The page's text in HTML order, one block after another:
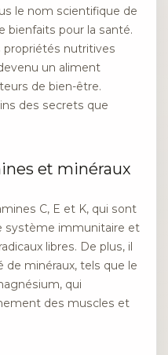
le nom scientifique de
bienfaits pour la santé.
nutritives
un aliment
de bien-être.
des secrets que
et minéraux
C, E et K, qui sont
système immunitaire et
libres. De plus, il
minéraux, tels que le
qui
des muscles et